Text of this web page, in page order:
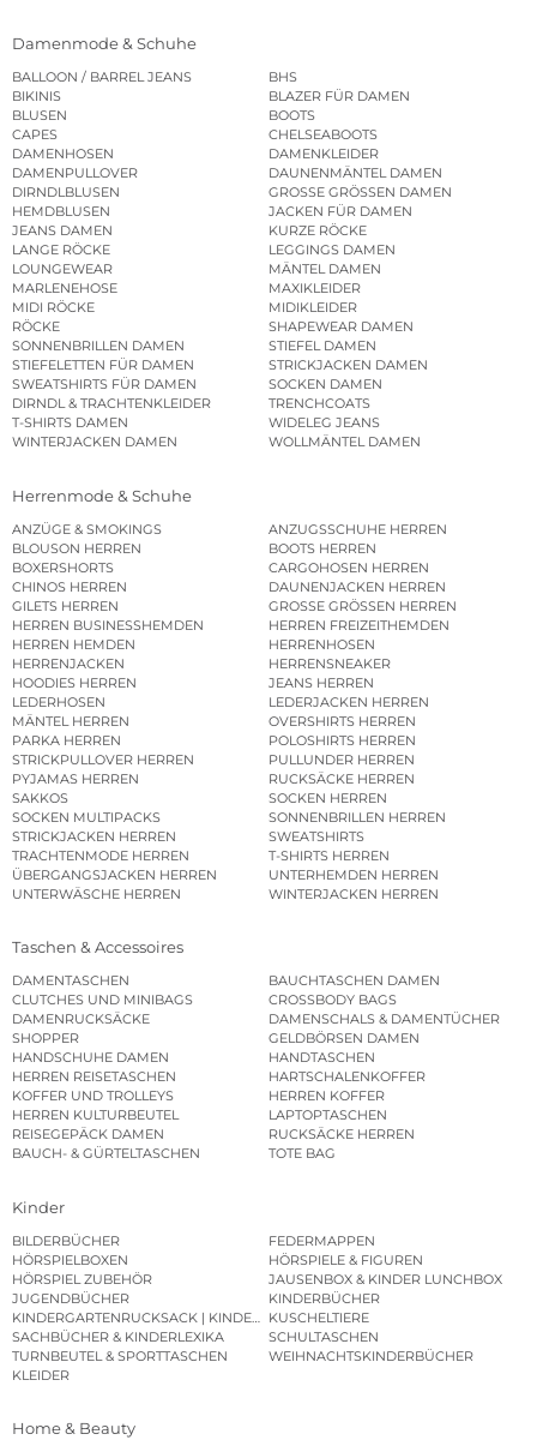
Damenmode & Schuhe
BALLOON / BARREL JEANS
BHS
BIKINIS
BLAZER FÜR DAMEN
BLUSEN
BOOTS
CAPES
CHELSEABOOTS
DAMENHOSEN
DAMENKLEIDER
DAMENPULLOVER
DAUNENMÄNTEL DAMEN
DIRNDLBLUSEN
GROSSE GRÖSSEN DAMEN
HEMDBLUSEN
JACKEN FÜR DAMEN
JEANS DAMEN
KURZE RÖCKE
LANGE RÖCKE
LEGGINGS DAMEN
LOUNGEWEAR
MÄNTEL DAMEN
MARLENEHOSE
MAXIKLEIDER
MIDI RÖCKE
MIDIKLEIDER
RÖCKE
SHAPEWEAR DAMEN
SONNENBRILLEN DAMEN
STIEFEL DAMEN
STIEFELETTEN FÜR DAMEN
STRICKJACKEN DAMEN
SWEATSHIRTS FÜR DAMEN
SOCKEN DAMEN
DIRNDL & TRACHTENKLEIDER
TRENCHCOATS
T-SHIRTS DAMEN
WIDELEG JEANS
WINTERJACKEN DAMEN
WOLLMÄNTEL DAMEN
Herrenmode & Schuhe
ANZÜGE & SMOKINGS
ANZUGSSCHUHE HERREN
BLOUSON HERREN
BOOTS HERREN
BOXERSHORTS
CARGOHOSEN HERREN
CHINOS HERREN
DAUNENJACKEN HERREN
GILETS HERREN
GROSSE GRÖSSEN HERREN
HERREN BUSINESSHEMDEN
HERREN FREIZEITHEMDEN
HERREN HEMDEN
HERRENHOSEN
HERRENJACKEN
HERRENSNEAKER
HOODIES HERREN
JEANS HERREN
LEDERHOSEN
LEDERJACKEN HERREN
MÄNTEL HERREN
OVERSHIRTS HERREN
PARKA HERREN
POLOSHIRTS HERREN
STRICKPULLOVER HERREN
PULLUNDER HERREN
PYJAMAS HERREN
RUCKSÄCKE HERREN
SAKKOS
SOCKEN HERREN
SOCKEN MULTIPACKS
SONNENBRILLEN HERREN
STRICKJACKEN HERREN
SWEATSHIRTS
TRACHTENMODE HERREN
T-SHIRTS HERREN
ÜBERGANGSJACKEN HERREN
UNTERHEMDEN HERREN
UNTERWÄSCHE HERREN
WINTERJACKEN HERREN
Taschen & Accessoires
DAMENTASCHEN
BAUCHTASCHEN DAMEN
CLUTCHES UND MINIBAGS
CROSSBODY BAGS
DAMENRUCKSÄCKE
DAMENSCHALS & DAMENTÜCHER
SHOPPER
GELDBÖRSEN DAMEN
HANDSCHUHE DAMEN
HANDTASCHEN
HERREN REISETASCHEN
HARTSCHALENKOFFER
KOFFER UND TROLLEYS
HERREN KOFFER
HERREN KULTURBEUTEL
LAPTOPTASCHEN
REISEGEPÄCK DAMEN
RUCKSÄCKE HERREN
BAUCH- & GÜRTELTASCHEN
TOTE BAG
Kinder
BILDERBÜCHER
FEDERMAPPEN
HÖRSPIELBOXEN
HÖRSPIELE & FIGUREN
HÖRSPIEL ZUBEHÖR
JAUSENBOX & KINDER LUNCHBOX
JUGENDBÜCHER
KINDERBÜCHER
KINDERGARTENRUCKSACK | KINDERGARTENBEUTEL
KUSCHELTIERE
SACHBÜCHER & KINDERLEXIKA
SCHULTASCHEN
TURNBEUTEL & SPORTTASCHEN
WEIHNACHTSKINDERBÜCHER
KLEIDER
Home & Beauty